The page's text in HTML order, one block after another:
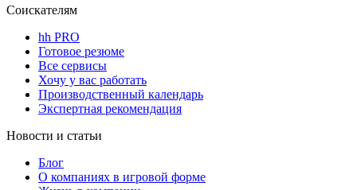
Соискателям
hh PRO
Готовое резюме
Все сервисы
Хочу у вас работать
Производственный календарь
Экспертная рекомендация
Новости и статьи
Блог
О компаниях в игровой форме